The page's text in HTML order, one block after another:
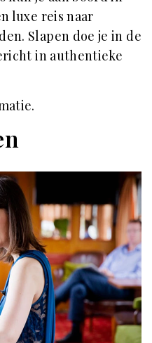
luxe reis naar
Slapen doe je in de
in authentieke